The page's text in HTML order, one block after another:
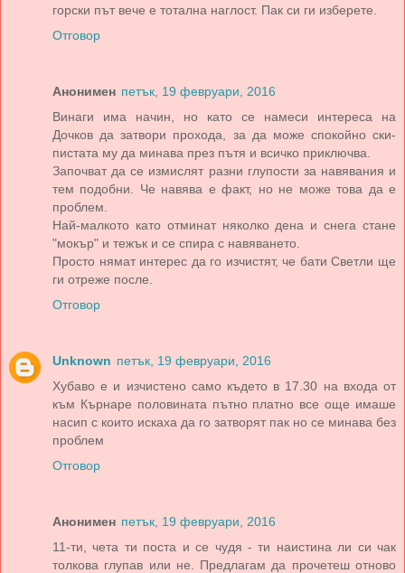
горски път вече е тотална наглост. Пак си ги изберете.
Отговор
Анонимен петък, 19 февруари, 2016
Винаги има начин, но като се намеси интереса на
Дочков да затвори прохода, за да може спокойно ски-
пистата му да минава през пътя и всичко приключва.
Започват да се измислят разни глупости за навявания и
тем подобни. Че навява е факт, но не може това да е
проблем.
Най-малкото като отминат няколко дена и снега стане
"мокър" и тежък и се спира с навяването.
Просто нямат интерес да го изчистят, че бати Светли ще
ги отреже после.
Отговор
Unknown петък, 19 февруари, 2016
Хубаво е и изчистено само където в 17.30 на входа от
към Кърнаре половината пътно платно все още имаше
насип с които искаха да го затворят пак но се минава без
проблем
Отговор
Анонимен петък, 19 февруари, 2016
11-ти, чета ти поста и се чудя - ти наистина ли си чак
толкова глупав или не. Предлагам да прочетеш отново